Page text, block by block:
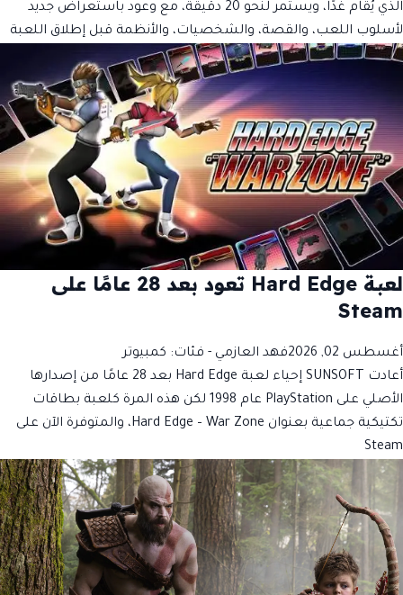
الذي يُقام غدًا، ويستمر لنحو 20 دقيقة، مع وعود باستعراض جديد
لأسلوب اللعب، والقصة، والشخصيات، والأنظمة قبل إطلاق اللعبة
لعبة Hard Edge تعود بعد 28 عامًا على
Steam
أغسطس 02, 2026 فهد العازمي - فئات: كمبيوتر
أعادت SUNSOFT إحياء لعبة Hard Edge بعد 28 عامًا من إصدارها
الأصلي على PlayStation عام 1998 لكن هذه المرة كلعبة بطاقات
تكتيكية جماعية بعنوان Hard Edge – War Zone، والمتوفرة الآن على
Steam